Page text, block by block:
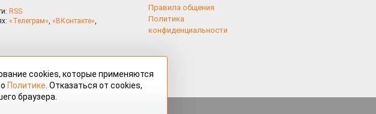
RSS
«Телеграм», «ВКонтакте»,
Правила общения
Политика
конфиденциальности
cookies, которые применяются
Политике . Отказаться от cookies,
браузера.